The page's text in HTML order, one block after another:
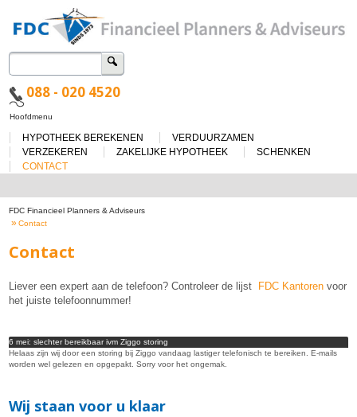
Zoeken
naar:
088 - 020 4520
Spring
inhoud
Hoofdmenu
HYPOTHEEK BEREKENEN
VERDUURZAMEN
VERZEKEREN
ZAKELIJKE HYPOTHEEK
SCHENKEN
CONTACT
FDC Financieel Planners & Adviseurs
» Contact
Contact
Liever een expert aan de telefoon? Controleer de lijst FDC Kantoren voor
het juiste telefoonnummer!
6 mei: slechter bereikbaar ivm Ziggo storing
Helaas zijn wij door een storing bij Ziggo vandaag lastiger telefonisch te bereiken. E-mails
worden wel gelezen en opgepakt. Sorry voor het ongemak.
Wij staan voor u klaar